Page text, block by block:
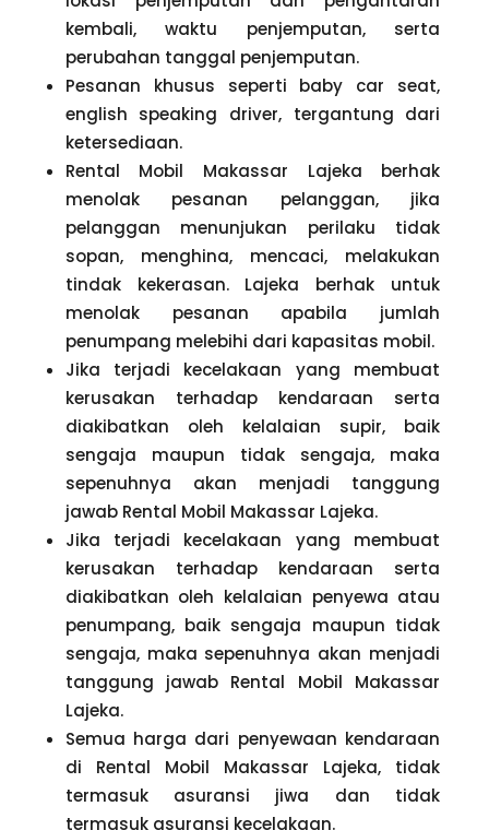
kembali, waktu penjemputan, serta
perubahan tanggal penjemputan.
Pesanan khusus seperti baby car seat,
english speaking driver, tergantung dari
ketersediaan.
Rental Mobil Makassar Lajeka berhak
menolak pesanan pelanggan, jika
pelanggan menunjukan perilaku tidak
sopan, menghina, mencaci, melakukan
tindak kekerasan. Lajeka berhak untuk
menolak pesanan apabila jumlah
penumpang melebihi dari kapasitas mobil.
Jika terjadi kecelakaan yang membuat
kerusakan terhadap kendaraan serta
diakibatkan oleh kelalaian supir, baik
sengaja maupun tidak sengaja, maka
sepenuhnya akan menjadi tanggung
jawab Rental Mobil Makassar Lajeka.
Jika terjadi kecelakaan yang membuat
kerusakan terhadap kendaraan serta
diakibatkan oleh kelalaian penyewa atau
penumpang, baik sengaja maupun tidak
sengaja, maka sepenuhnya akan menjadi
tanggung jawab Rental Mobil Makassar
Lajeka.
Semua harga dari penyewaan kendaraan
di Rental Mobil Makassar Lajeka, tidak
termasuk asuransi jiwa dan tidak
termasuk asuransi kecelakaan.